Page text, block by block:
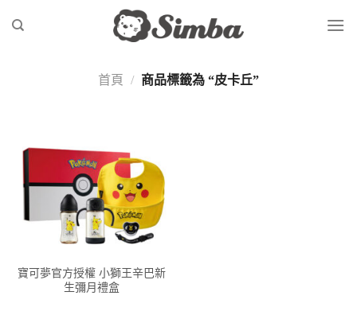
首頁 / 商品標籤為 “皮卡丘”
寶可夢官方授權 小獅王辛巴新
生彌月禮盒